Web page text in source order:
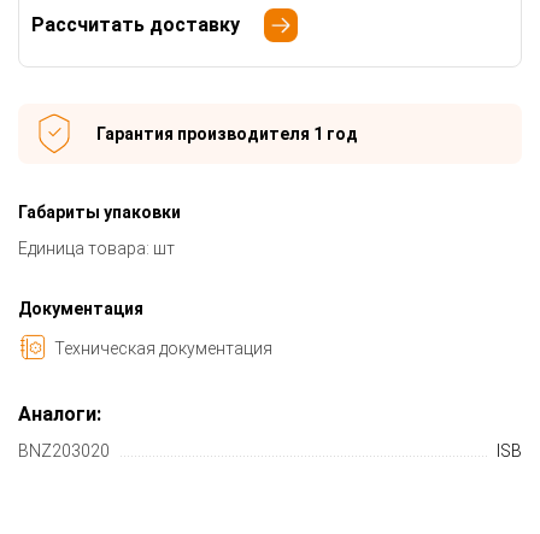
Рассчитать доставку
Гарантия производителя 1 год
Габариты упаковки
Единица товара: шт
Документация
Техническая документация
Аналоги:
BNZ203020 ISB